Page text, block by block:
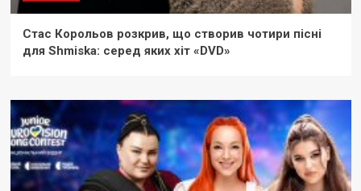
Стас Корольов розкрив, що створив чотири пісні
для Shmiska: серед яких хіт «DVD»